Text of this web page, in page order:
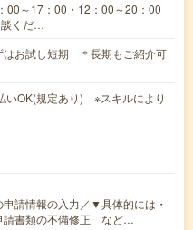
00～17：00・12：00～20：00
談くだ…
はお試し短期 ＊長期もご紹介可
OK(規定あり) ※スキルにより
請情報の入力／▼具体的には・
請書類の不備修正 など…